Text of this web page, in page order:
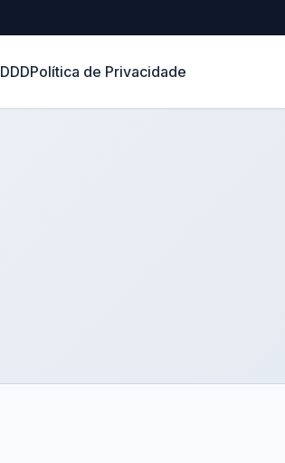
DDDPolítica de Privacidade